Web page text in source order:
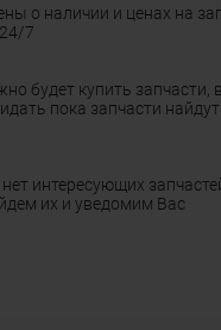
о наличии и ценах на
7
будет купить запчасти,
пока запчасти
интересующих
их и уведомим Вас